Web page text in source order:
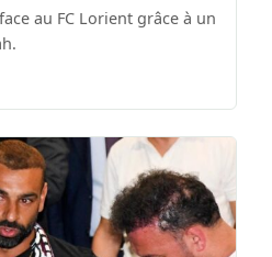
au FC Lorient grâce à un